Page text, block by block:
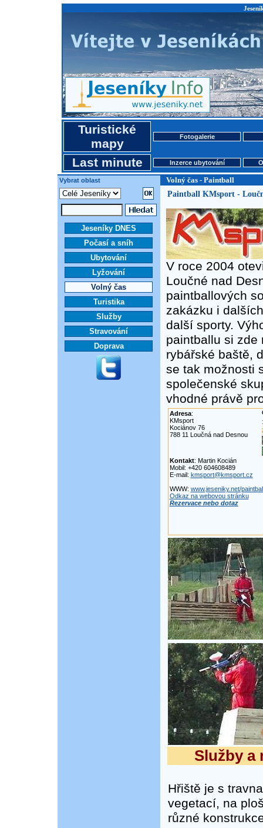
Turistické
mapy
Fotogalerie
Last minute Inzerce ubytování
Vybrat oblast Volný čas - Paintball
Jeseníky DNES
Počasí a sníh
Ubytování
Lyžování
Volný čas
Turistika
Služby
Stravování
Doprava
Paintball KMsport -
V roce 2004
Loučné nad
paintballových
zakázku i
další sporty.
paintballu si zde
rybářské baště,
se tak možnosti
společenské
vhodné právě
Adresa:
KMsport
Kociánov 76
788 11 Loučná nad Desnou
Kontakt: Martin Kocián
Mobil: +420 604608489
E-mail: kmsport@kmsport.cz
WWW: www.jeseniky.net/
Odkaz na webovou stránku
Rezervace nebo dotaz
Služby a
Hřiště je s
vegetací, na
různé